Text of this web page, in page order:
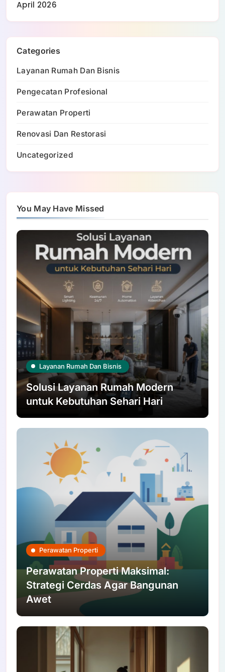
April 2026
Categories
Layanan Rumah Dan Bisnis
Pengecatan Profesional
Perawatan Properti
Renovasi Dan Restorasi
Uncategorized
You May Have Missed
Layanan Rumah Dan Bisnis
Solusi Layanan Rumah Modern
untuk Kebutuhan Sehari Hari
Perawatan Properti
Perawatan Properti Maksimal:
Strategi Cerdas Agar Bangunan
Awet